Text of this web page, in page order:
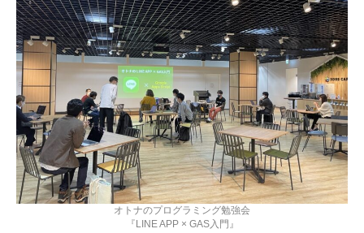
オトナのプログラミング勉強会
『LINE APP × GAS入門』